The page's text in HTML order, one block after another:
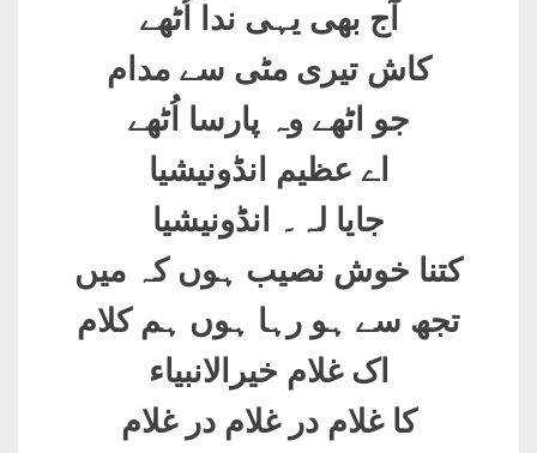
آج بھی یہی ندا اُٹھے
کاش تیری مٹی سے مدام
جو اٹھے وہ پارسا اُٹھے
اے عظیم انڈونیشیا
جایا لہ۔ انڈونیشیا
کتنا خوش نصیب ہوں کہ میں
تجھ سے ہو رہا ہوں ہم کلام
اک غلام خیرالانبیاء
کا غلام در غلام در غلام